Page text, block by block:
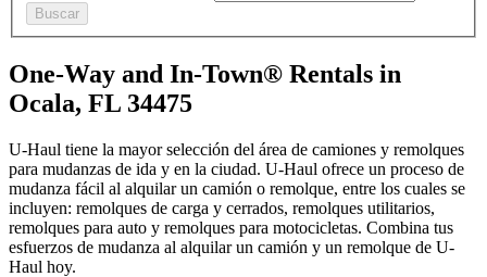
Buscar
One-Way and In-Town® Rentals in
Ocala, FL 34475
U-Haul tiene la mayor selección del área de camiones y remolques
para mudanzas de ida y en la ciudad. U-Haul ofrece un proceso de
mudanza fácil al alquilar un camión o remolque, entre los cuales se
incluyen: remolques de carga y cerrados, remolques utilitarios,
remolques para auto y remolques para motocicletas. Combina tus
esfuerzos de mudanza al alquilar un camión y un remolque de U-
Haul hoy.